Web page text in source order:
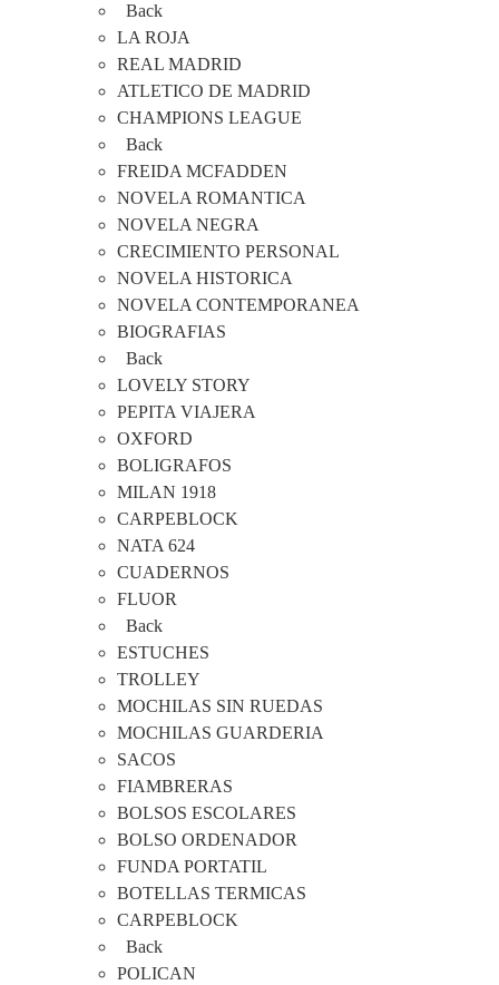
Back
LA ROJA
REAL MADRID
ATLETICO DE MADRID
CHAMPIONS LEAGUE
Back
FREIDA MCFADDEN
NOVELA ROMANTICA
NOVELA NEGRA
CRECIMIENTO PERSONAL
NOVELA HISTORICA
NOVELA CONTEMPORANEA
BIOGRAFIAS
Back
LOVELY STORY
PEPITA VIAJERA
OXFORD
BOLIGRAFOS
MILAN 1918
CARPEBLOCK
NATA 624
CUADERNOS
FLUOR
Back
ESTUCHES
TROLLEY
MOCHILAS SIN RUEDAS
MOCHILAS GUARDERIA
SACOS
FIAMBRERAS
BOLSOS ESCOLARES
BOLSO ORDENADOR
FUNDA PORTATIL
BOTELLAS TERMICAS
CARPEBLOCK
Back
POLICAN